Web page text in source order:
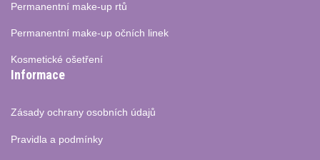
Permanentní make-up rtů
Permanentní make-up očních linek
Kosmetické ošetření
Informace
Zásady ochrany osobních údajů
Pravidla a podmínky